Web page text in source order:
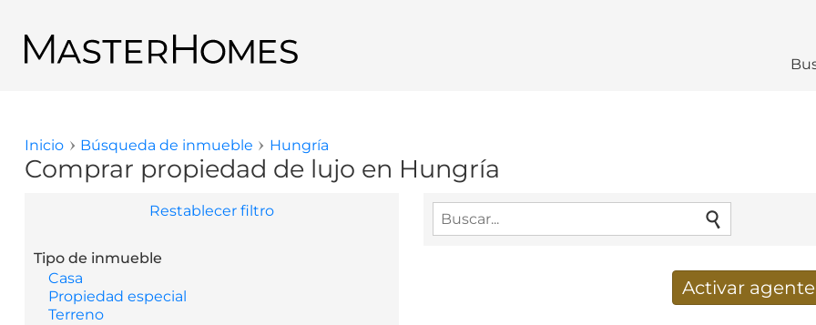
Regresar a los resultados de búsqueda
Usted está aquí
Inicio Búsqueda de inmueble Hungría
Comprar propiedad de lujo en Hungría
Restablecer filtro
Tipo de inmueble
Casa
Propiedad especial
Terreno
Activar